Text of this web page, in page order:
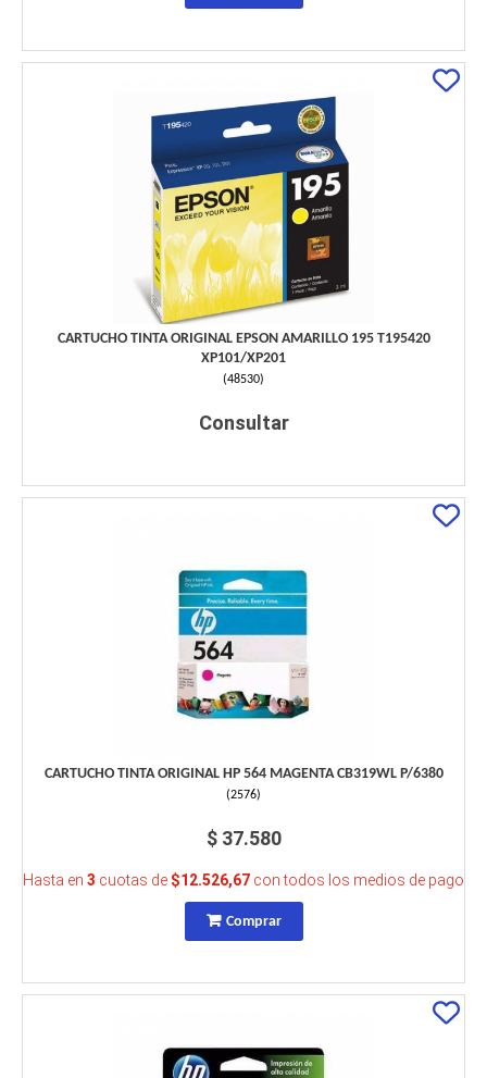
CARTUCHO TINTA ORIGINAL EPSON AMARILLO 195 T195420
XP101/XP201
(48530)
Consultar
CARTUCHO TINTA ORIGINAL HP 564 MAGENTA CB319WL P/6380
(2576)
$ 37.580
Hasta en 3 cuotas de $12.526,67 con todos los medios de pago
Comprar